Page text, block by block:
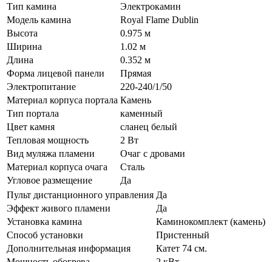
Тип камина
Электрокамин
Модель камина
Royal Flame Dublin
Высота
0.975 м
Ширина
1.02 м
Длина
0.352 м
Форма лицевой панели
Прямая
Электропитание
220-240/1/50
Материал корпуса портала Камень
Тип портала
каменный
Цвет камня
сланец белый
Тепловая мощность
2 Вт
Вид муляжа пламени
Очаг с дровами
Материал корпуса очага
Сталь
Угловое размещение
Да
Пульт дистанционного управления Да
Эффект живого пламени
Да
Установка камина
Каминокомплект (камень)
Способ установки
Пристенный
Дополнительная информация
Катет 74 см.